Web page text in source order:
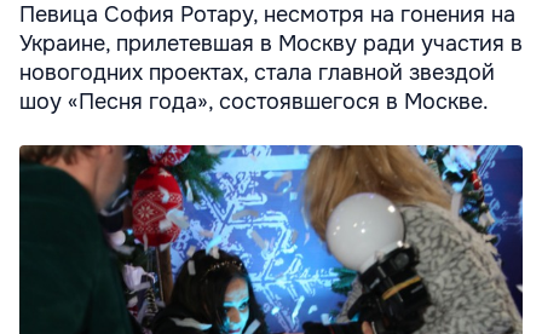
Певица София Ротару, несмотря на гонения на
Украине, прилетевшая в Москву ради участия в
новогодних проектах, стала главной звездой
шоу «Песня года», состоявшегося в Москве.